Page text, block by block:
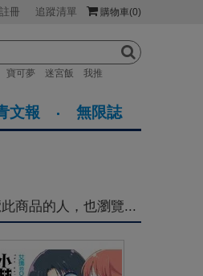
購物車(0)
註冊 追蹤清單
寶可夢 迷宮飯 我推
蘭 馬來西亞
賓
文報 無限誌
商品的人，也瀏覽...